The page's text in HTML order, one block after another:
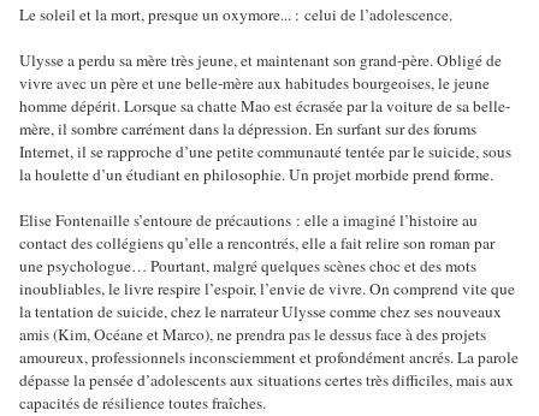
Le soleil et la mort, presque un oxymore... : celui de l’adolescence.
Ulysse a perdu sa mère très jeune, et maintenant son grand-père. Obligé de
vivre avec un père et une belle-mère aux habitudes bourgeoises, le jeune
homme dépérit. Lorsque sa chatte Mao est écrasée par la voiture de sa belle-
mère, il sombre carrément dans la dépression. En surfant sur des forums
Internet, il se rapproche d’une petite communauté tentée par le suicide, sous
la houlette d’un étudiant en philosophie. Un projet morbide prend forme.
Elise Fontenaille s’entoure de précautions : elle a imaginé l’histoire au
contact des collégiens qu’elle a rencontrés, elle a fait relire son roman par
une psychologue… Pourtant, malgré quelques scènes choc et des mots
inoubliables, le livre respire l’espoir, l’envie de vivre. On comprend vite que
la tentation de suicide, chez le narrateur Ulysse comme chez ses nouveaux
amis (Kim, Océane et Marco), ne prendra pas le dessus face à des projets
amoureux, professionnels inconsciemment et profondément ancrés. La parole
dépasse la pensée d’adolescents aux situations certes très difficiles, mais aux
capacités de résilience toutes fraîches.